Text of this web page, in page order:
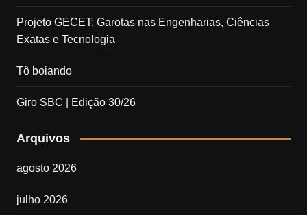
Projeto GECET: Garotas nas Engenharias, Ciências
Exatas e Tecnologia
Tô boiando
Giro SBC | Edição 30/26
Arquivos
agosto 2026
julho 2026